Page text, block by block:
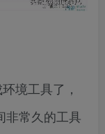
境工具了，
非常久的工具